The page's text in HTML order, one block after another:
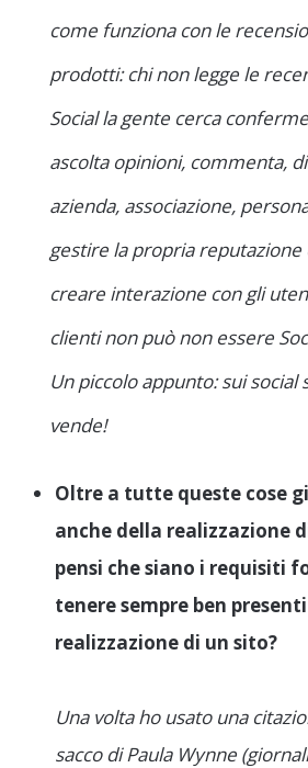
come funziona con le
prodotti: chi non legge le
Social la gente cerca
ascolta opinioni, commenta,
azienda, associazione,
gestire la propria reputazione
creare interazione con gli
clienti non può non essere
Un piccolo appunto: sui social
vende!
Oltre a tutte queste cose
anche della realizzazione
pensi che siano i requisiti
tenere sempre ben
realizzazione di un sito?
Una volta ho usato una
sacco di Paula Wynne